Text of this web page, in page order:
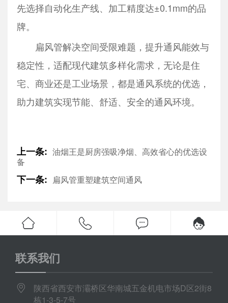
先选择自动化生产线、加工精度达±0.1mm的品
牌。
扁风管解决空间受限难题，提升通风能效与
稳定性，适配现代建筑多样化需求，无论是住
宅、商业还是工业场景，都是通风系统的优选，
助力建筑实现节能、舒适、安全的通风环境。
上一条: 油烟王是厨房强吸净烟、高效省心的优选设
备
下一条: 扁风管重塑建筑空间通风
联系我们
陕西省西安市灞桥区华南城五金机电市场D区2街8
栋1-3-5-7号